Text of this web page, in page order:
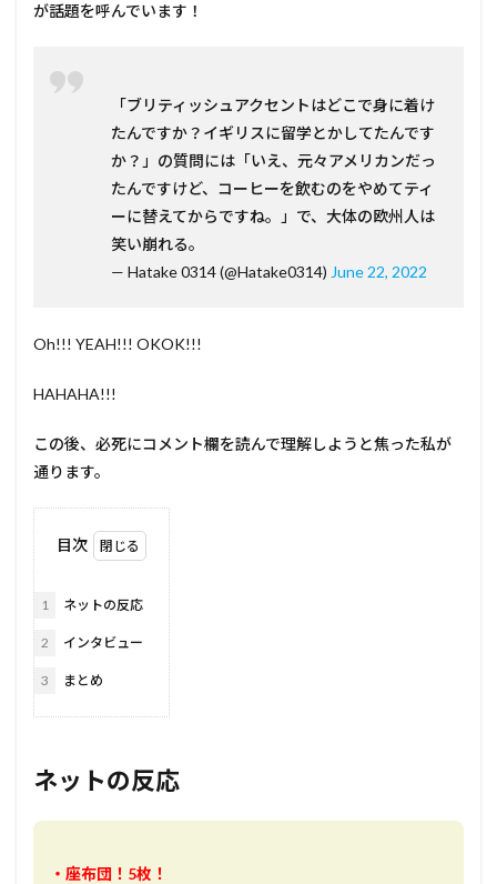
が話題を呼んでいます！
「ブリティッシュアクセントはどこで身に着け
たんですか？イギリスに留学とかしてたんです
か？」の質問には「いえ、元々アメリカンだっ
たんですけど、コーヒーを飲むのをやめてティ
ーに替えてからですね。」で、大体の欧州人は
笑い崩れる。
— Hatake 0314 (@Hatake0314) June 22, 2022
Oh!!! YEAH!!! OKOK!!!
HAHAHA!!!
この後、必死にコメント欄を読んで理解しようと焦った私が
通ります。
目次
1 ネットの反応
2 インタビュー
3 まとめ
ネットの反応
・座布団！5枚！